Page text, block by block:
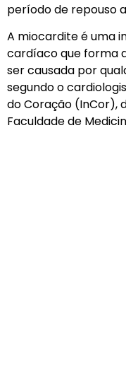
período de repouso
A miocardite é uma
cardíaco que forma
ser causada por
segundo o
do Coração (InCor),
Faculdade de